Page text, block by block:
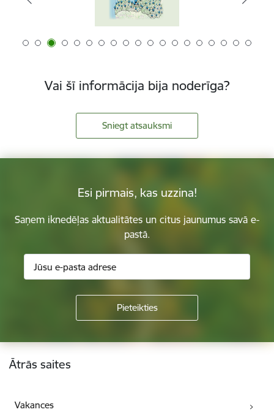
Vai šī informācija bija noderīga?
Sniegt atsauksmi
Esi pirmais, kas uzzina!
Saņem iknedēļas aktualitātes un citus jaunumus savā e-
pastā.
Kājene
Ātrās saites
Vakances